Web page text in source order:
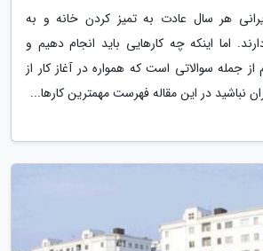
هر سال عادت به تمیز کردن خانه و به
اما اینکه چه کارهایی باید انجام دهیم و
از جمله سوالاتی است که همواره در آغاز کار از
نباشید در این مقاله فهرست مهمترین کارها...